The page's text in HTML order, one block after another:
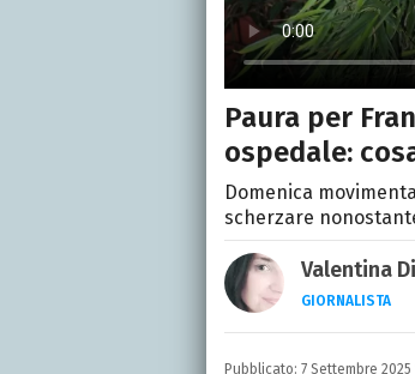
Paura per
ospedale:
Domenica
scherzare
Valentina
GIORNALISTA
LINKEDIN
Romana,
Pubblicato: 7 Settembre 2025